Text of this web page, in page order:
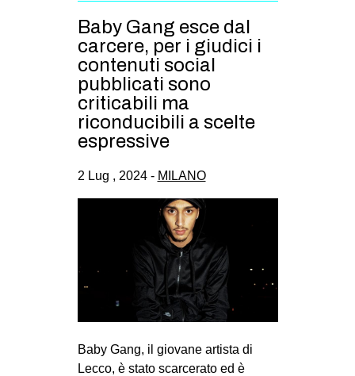
Baby Gang esce dal
carcere, per i giudici i
contenuti social
pubblicati sono
criticabili ma
riconducibili a scelte
espressive
2 Lug , 2024 - MILANO
Baby Gang, il giovane artista di
Lecco, è stato scarcerato ed è